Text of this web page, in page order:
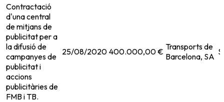
Contractació
d'una central
de mitjans de
publicitat per a
la difusió de
campanyes de
publicitat i
accions
publicitàries de
FMB i TB.
25/08/2020 400.000,00 € Transports de
Barcelona, SA